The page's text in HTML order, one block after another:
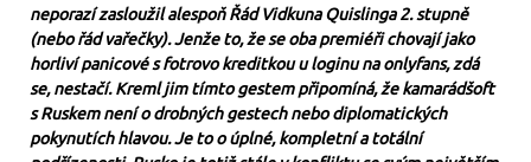
neporazí zasloužil alespoň Řád Vidkuna Quislinga 2. stupně
(nebo řád vařečky). Jenže to, že se oba premiéři chovají jako
horliví panicové s fotrovo kreditkou u loginu na onlyfans, zdá
se, nestačí. Kreml jim tímto gestem připomíná, že kamarádšoft
s Ruskem není o drobných gestech nebo diplomatických
pokynutích hlavou. Je to o úplné, kompletní a totální